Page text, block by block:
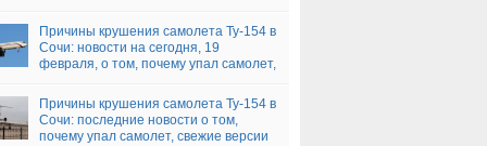
Причины крушения самолета Ту-154 в
Сочи: новости на сегодня, 19
февраля, о том, почему упал самолет,
Причины крушения самолета Ту-154 в
Сочи: последние новости о том,
почему упал самолет, свежие версии